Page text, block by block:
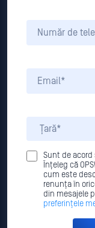
Sunt de acord
Înțeleg că
cum este
renunța în
din mesajele
preferințele